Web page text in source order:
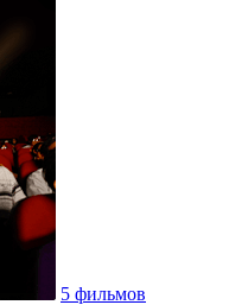
5 фильмов